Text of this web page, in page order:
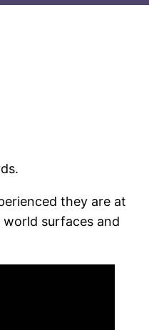
they are at
surfaces and